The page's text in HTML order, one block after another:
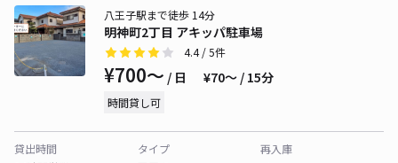
明神町2丁目 アキッパ駐車場
八王子駅まで徒歩 14分
4.4/ 5件
¥700〜 / 日 ¥70〜 / 15分
時間貸し可
貸出時間
タイプ
再入庫